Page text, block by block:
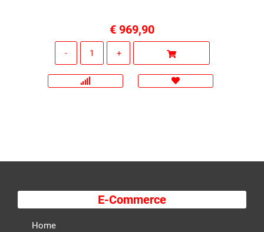
€ 969,90
E-Commerce
Home